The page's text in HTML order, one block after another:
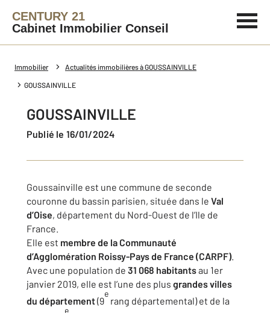
CENTURY 21
Cabinet Immobilier Conseil
Immobilier Actualités immobilières à GOUSSAINVILLE
GOUSSAINVILLE
GOUSSAINVILLE
Publié le 16/01/2024
Goussainville est une commune de seconde
couronne du bassin parisien, située dans le Val
d’Oise, département du Nord-Ouest de l’Ile de
France.
Elle est membre de la Communauté
d’Agglomération Roissy-Pays de France (CARPF).
Avec une population de 31 068 habitantsau 1er
janvier 2019, elle est l’une des plus grandes villes
du département(9
e
rang départemental) et de la
e